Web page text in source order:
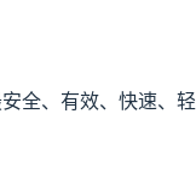
全、有效、快速、轻